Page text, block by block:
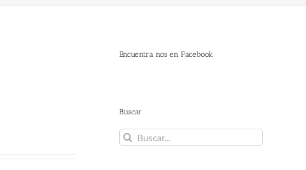
Encuentra nos en Facebook
Buscar
Buscar: